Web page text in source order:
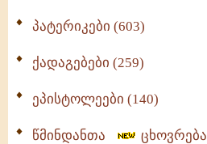
პატერიკები (603)
ქადაგებები (259)
ეპისტოლეები (140)
წმინდანთა ცხოვრება